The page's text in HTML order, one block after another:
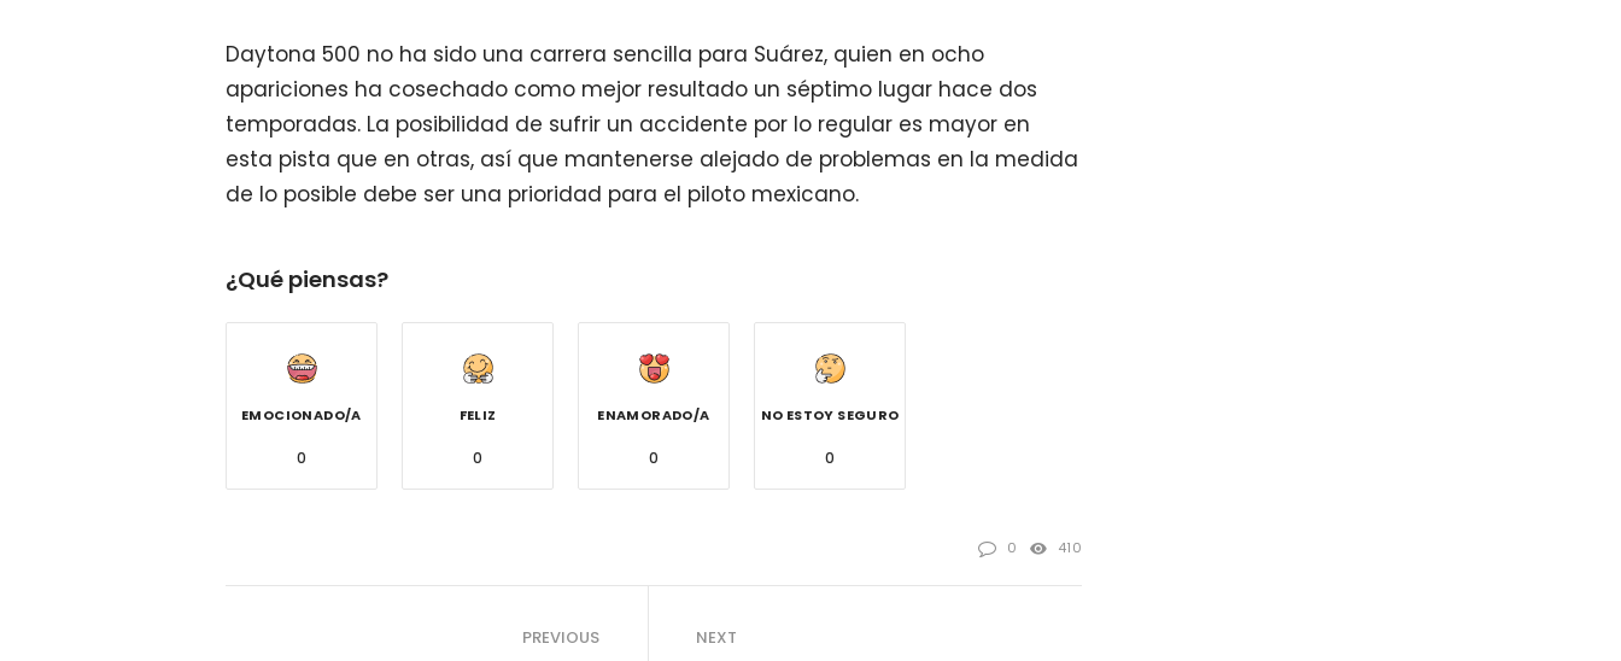
Daytona 500 no ha sido una carrera sencilla para Suárez, quien en ocho
apariciones ha cosechado como mejor resultado un séptimo lugar hace dos
temporadas. La posibilidad de sufrir un accidente por lo regular es mayor en
esta pista que en otras, así que mantenerse alejado de problemas en la medida
de lo posible debe ser una prioridad para el piloto mexicano.
¿Qué piensas?
EMOCIONADO/A
0
FELIZ
0
ENAMORADO/A
0
NO ESTOY SEGURO
0
0 410
PREVIOUS NEXT